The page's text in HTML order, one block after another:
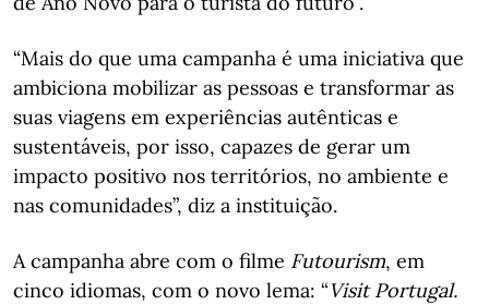
“Mais do que uma campanha é uma iniciativa que
ambiciona mobilizar as pessoas e transformar as
suas viagens em experiências autênticas e
sustentáveis, por isso, capazes de gerar um
impacto positivo nos territórios, no ambiente e
nas comunidades”, diz a instituição.
A campanha abre com o filme Futourism, em
cinco idiomas, com o novo lema: “Visit Portugal.